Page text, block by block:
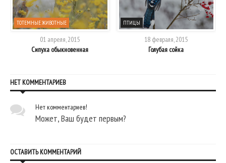
ТОТЕМНЫЕ ЖИВОТНЫЕ
01 апреля, 2015
Сипуха обыкновенная
ПТИЦЫ
18 февраля, 2015
Голубая сойка
НЕТ КОММЕНТАРИЕВ
Нет комментариев!
Может, Ваш будет первым?
ОСТАВИТЬ КОММЕНТАРИЙ